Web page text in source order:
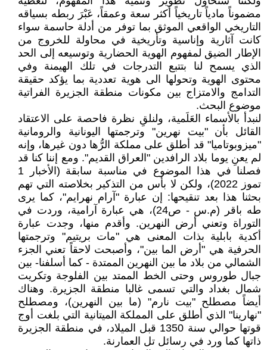
مضموناً مادياً تاريخياً أكثر سعة وعمقاً، عَبْرَ ربطه بسياقه
التاريخي الواقعي الموثق بما توفر من أدلة حاسمة سواء
كانت آثارية وإناسية وتأريخية في محاولة للخروج من
الإطار الضيق لمفهوم الهوية الحضارية وتوسيعه إلى الحد
الذي يسمح لنا بتتبع التدرجات في تلك الهيمنة وفي
محتوى الهوية وتحولها الى هوية تعددية بما يؤكد حقيقة
التدامج والامتزاج بين مكونات منطقة الجزيرة الفراتية
موضوع البحث.
لنبدأ بالأسماء العَلَمية، ولنلقِ نظرة فاحصة على الاعتقاد
القائل بأن "بيت نهرين" وترجمتها اليونانية والرومانية
"ميزوبوتاميا" قد أطلق على مملكة الرُّها دون غيرها، وإنه
لم يعنِ يوما بلاد الرافدين "العراق القديم". ومع إننا كنا قد
فصلنا في هذا الموضوع في مناسبة سابقة (الأخبار 1
تموز 2022)، ولكن لا بأس من التذكير بخلاصته التي تهم
بحثنا هذا بعد تنقيحها: إن عبارة "آرام نهرايم"، كما يرى
طه باقر (م.س - ص24)، هي عبارة آرامية، وردت في
التوراة وتعني أرض النهرين. وأقدم منها، وجدت عبارة
أكدية بابلية بذات المعنى هي "مات بريتيم" وترجمتها
الحرفية هي "أرض الما بين"، وأصبحت لاحقاً تعني الجزء
الشمالي من بلاد ما بين النهرين الممتدة - كما أسلفنا- بين
جبال طوروس وحتى الخط الممتد بين الفلوجة وتكريت
شمال بغداد والتي تسمى غالبا منطقة الجزيرة. وهناك
أيضاً مصطلح "بيت نارم" (ما بين النهرين)، ومصطلح
"نهارينا" الذي أطلق على المملكة الميتانية التي بلغت أوج
قوتها حوالي سنة 1350 قبل الميلاد، في منطقة الجزيرة
ذاتها كما ورد في رسائل تل العمارنة.